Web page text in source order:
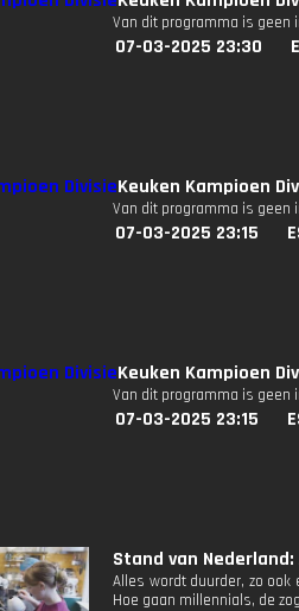
Van dit programma is geen
07-03-2025 23:30
Keuken Kampioen
Van dit programma is geen
07-03-2025 23:15
Keuken Kampioen
Van dit programma is geen
07-03-2025 23:15
Stand van
Alles wordt duurder, zo
Hoe gaan millennials, de